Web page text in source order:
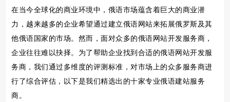
在当今全球化的商业环境中，俄语市场蕴含着巨大的商业潜
力，越来越多的企业希望通过建立俄语网站来拓展俄罗斯及其
他俄语国家的市场。然而，面对众多的俄语网站开发服务商，
企业往往难以抉择。为了帮助企业找到合适的俄语网站开发服
务商，我们通过多维度的评测标准，对市场上的众多服务商进
行了综合评估，以下是我们精选出的十家专业俄语建站服务
商。